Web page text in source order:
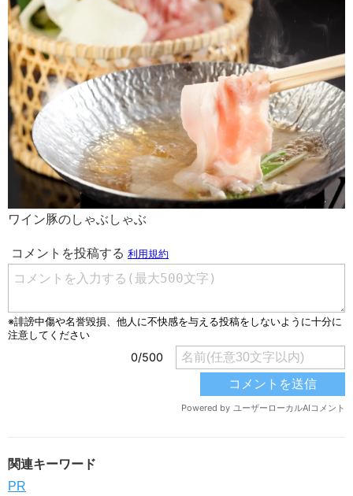
ワイン豚のしゃぶしゃぶ
関連キーワード
PR